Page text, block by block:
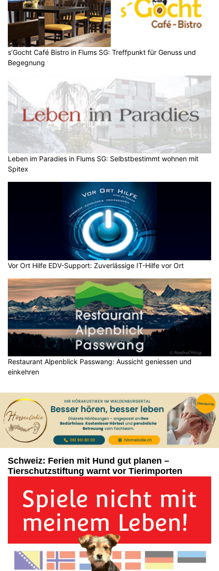
s’Gocht Café Bistro in Flums SG: Treffpunkt für Genuss und
Begegnung
Leben im Paradies in Flums SG: Selbstbestimmt wohnen mit
Spitex
Vor Ort Hilfe EDV-Support: Zuverlässige IT-Hilfe vor Ort
Restaurant Alpenblick Passwang: Aussicht geniessen und
einkehren
Schweiz: Ferien mit Hund gut planen –
Tierschutzstiftung warnt vor Tierimporten